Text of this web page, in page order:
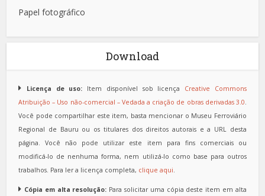
Papel fotográfico
Download
Licença de uso: Item disponível sob licença Creative Commons
Atribuição – Uso não-comercial – Vedada a criação de obras derivadas 3.0.
Você pode compartilhar este item, basta mencionar o Museu Ferroviário
Regional de Bauru ou os titulares dos direitos autorais e a URL desta
página. Você não pode utilizar este item para fins comerciais ou
modificá-lo de nenhuma forma, nem utilizá-lo como base para outros
trabalhos. Para ler a licença completa, clique aqui.
Cópia em alta resolução: Para solicitar uma cópia deste item em alta